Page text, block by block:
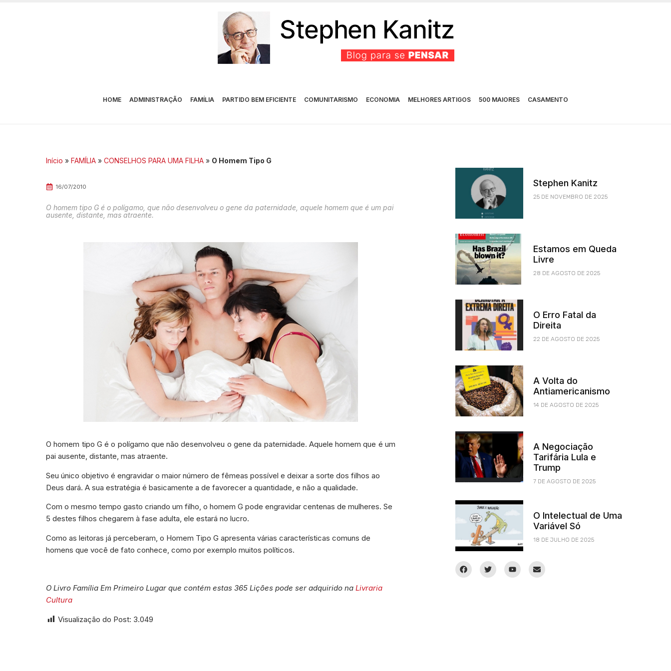
HOME ADMINISTRAÇÃO FAMÍLIA PARTIDO BEM EFICIENTE COMUNITARISMO ECONOMIA MELHORES ARTIGOS 500 MAIORES CASAMENTO
Início » FAMÍLIA » CONSELHOS PARA UMA FILHA » O Homem Tipo G
16/07/2010
O homem tipo G é o polígamo, que não desenvolveu o gene da paternidade, aquele homem que é um pai
ausente, distante, mas atraente.
O homem tipo G é o polígamo que não desenvolveu o gene da paternidade. Aquele homem que é um
pai ausente, distante, mas atraente.
Seu único objetivo é engravidar o maior número de fêmeas possível e deixar a sorte dos filhos ao
Deus dará. A sua estratégia é basicamente a de favorecer a quantidade, e não a qualidade.
Com o mesmo tempo gasto criando um filho, o homem G pode engravidar centenas de mulheres. Se
5 destes filhos chegarem à fase adulta, ele estará no lucro.
Como as leitoras já perceberam, o Homem Tipo G apresenta várias características comuns de
homens que você de fato conhece, como por exemplo muitos políticos.
O Livro Família Em Primeiro Lugar que contém estas 365 Lições pode ser adquirido na Livraria
Cultura
Visualização do Post: 3.049
Stephen Kanitz
25 DE NOVEMBRO DE 2025
Estamos em Queda
Livre
28 DE AGOSTO DE 2025
O Erro Fatal da
Direita
22 DE AGOSTO DE 2025
A Volta do
Antiamericanismo
14 DE AGOSTO DE 2025
A Negociação
Tarifária Lula e
Trump
7 DE AGOSTO DE 2025
O Intelectual de Uma
Variável Só
18 DE JULHO DE 2025